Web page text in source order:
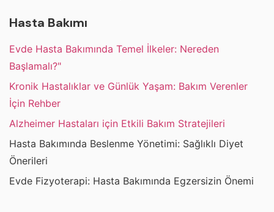
Hasta Bakımı
Evde Hasta Bakımında Temel İlkeler: Nereden
Başlamalı?"
Kronik Hastalıklar ve Günlük Yaşam: Bakım Verenler
İçin Rehber
Alzheimer Hastaları için Etkili Bakım Stratejileri
Hasta Bakımında Beslenme Yönetimi: Sağlıklı Diyet
Önerileri
Evde Fizyoterapi: Hasta Bakımında Egzersizin Önemi